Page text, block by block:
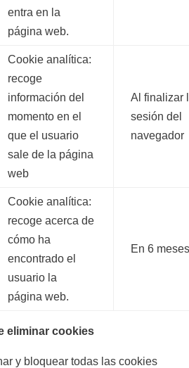
entra en la
página web.
Cookie analítica:
recoge
información del
momento en el
que el usuario
sale de la página
web
Al finalizar
sesión del
navegador
Cookie analítica:
recoge acerca de
cómo ha
encontrado el
usuario la
página web.
En 6 meses
eliminar cookies
y bloquear todas las cookies